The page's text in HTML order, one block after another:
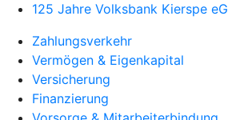
125 Jahre Volksbank Kierspe eG
Zahlungsverkehr
Vermögen & Eigenkapital
Versicherung
Finanzierung